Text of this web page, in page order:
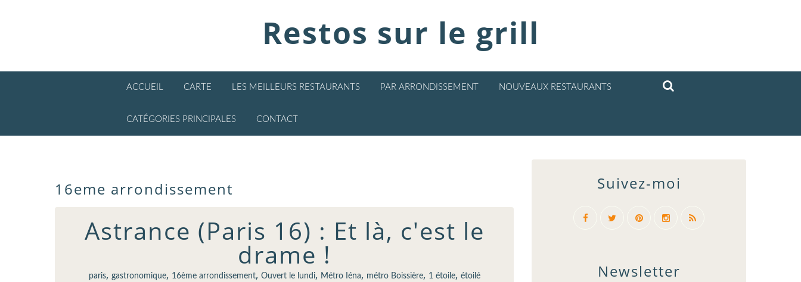
Restos sur le grill
ACCUEIL CARTE LES MEILLEURS RESTAURANTS PAR ARRONDISSEMENT NOUVEAUX RESTAURANTS
CATÉGORIES PRINCIPALES CONTACT
16eme arrondissement
Astrance (Paris 16) : Et là, c'est le
drame !
paris, gastronomique, 16ème arrondissement, Ouvert le lundi, Métro Iéna, métro Boissière, 1 étoile, étoilé Newsletter
Suivez-moi